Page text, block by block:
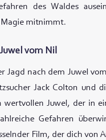
des Waldes
mitnimmt.
vom Nil
Jagd nach dem Juwel
Jack Colton und
wertvollen Juwel, der in
Gefahren
Film, der dich von